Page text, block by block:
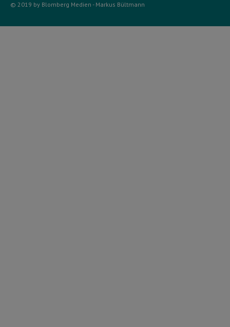
© 2019 by Blomberg Medien - Markus Bültmann